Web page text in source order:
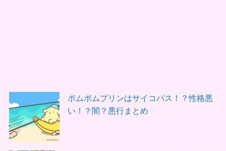
ポムポムプリンはサイコパス！？性格悪
い！？闇？悪行まとめ